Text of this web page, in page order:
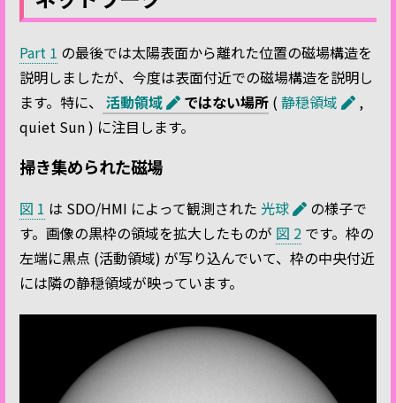
Part 1 の最後では太陽表面から離れた位置の磁場構造を
説明しましたが、今度は表面付近での磁場構造を説明し
ます。特に、 活動領域 ではない場所 ( 静穏領域
,
quiet Sun ) に注目します。
掃き集められた磁場
図 1 は SDO/HMI によって観測された 光球
の様子で
す。画像の黒枠の領域を拡大したものが 図 2 です。枠の
左端に黒点 (活動領域) が写り込んでいて、枠の中央付近
には隣の静穏領域が映っています。